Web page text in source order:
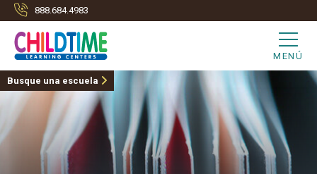
888.684.4983
MENÚ
Busque una escuela